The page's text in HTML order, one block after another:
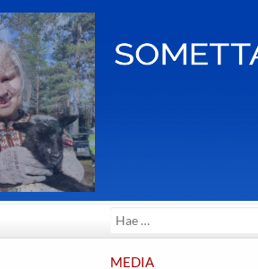
for:
MEDIA